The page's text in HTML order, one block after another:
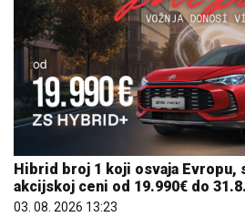
Hibrid broj 1 koji osvaja Evropu,
akcijskoj ceni od 19.990€ do 31.8.
03. 08. 2026 13:23